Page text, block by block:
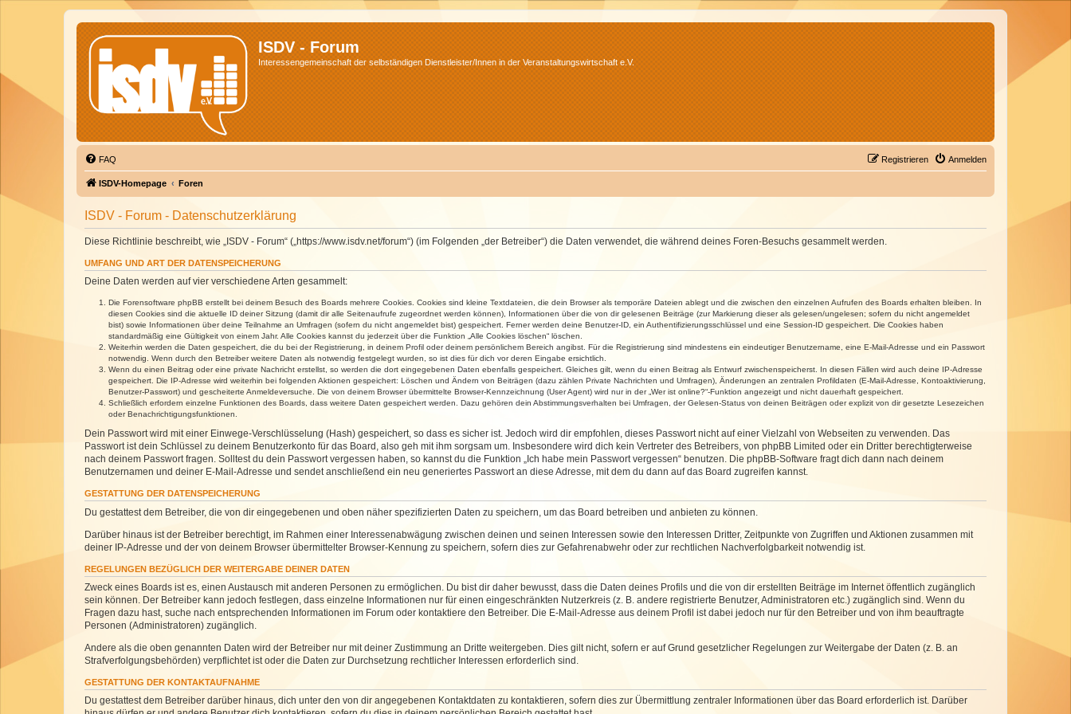
ISDV - Forum
Interessengemeinschaft der selbständigen Dienstleister/Innen in der Veranstaltungswirtschaft e.V.
FAQ Anmelden
Registrieren
ISDV-Homepage Foren
ISDV - Forum - Datenschutzerklärung
Diese Richtlinie beschreibt, wie „ISDV - Forum“ („https://www.isdv.net/forum“) (im Folgenden „der Betreiber“) die Daten verwendet, die während deines Foren-Besuchs gesammelt werden.
UMFANG UND ART DER DATENSPEICHERUNG
Deine Daten werden auf vier verschiedene Arten gesammelt:
Die Forensoftware phpBB erstellt bei deinem Besuch des Boards mehrere Cookies. Cookies sind kleine Textdateien, die dein Browser als temporäre Dateien ablegt und die zwischen den einzelnen Aufrufen des Boards erhalten bleiben. In
diesen Cookies sind die aktuelle ID deiner Sitzung (damit dir alle Seitenaufrufe zugeordnet werden können), Informationen über die von dir gelesenen Beiträge (zur Markierung dieser als gelesen/ungelesen; sofern du nicht angemeldet
bist) sowie Informationen über deine Teilnahme an Umfragen (sofern du nicht angemeldet bist) gespeichert. Ferner werden deine Benutzer-ID, ein Authentifizierungsschlüssel und eine Session-ID gespeichert. Die Cookies haben
standardmäßig eine Gültigkeit von einem Jahr. Alle Cookies kannst du jederzeit über die Funktion „Alle Cookies löschen“ löschen.
Weiterhin werden die Daten gespeichert, die du bei der Registrierung, in deinem Profil oder deinem persönlichem Bereich angibst. Für die Registrierung sind mindestens ein eindeutiger Benutzername, eine E-Mail-Adresse und ein Passwort
notwendig. Wenn durch den Betreiber weitere Daten als notwendig festgelegt wurden, so ist dies für dich vor deren Eingabe ersichtlich.
Wenn du einen Beitrag oder eine private Nachricht erstellst, so werden die dort eingegebenen Daten ebenfalls gespeichert. Gleiches gilt, wenn du einen Beitrag als Entwurf zwischenspeicherst. In diesen Fällen wird auch deine IP-Adresse
gespeichert. Die IP-Adresse wird weiterhin bei folgenden Aktionen gespeichert: Löschen und Ändern von Beiträgen (dazu zählen Private Nachrichten und Umfragen), Änderungen an zentralen Profildaten (E-Mail-Adresse, Kontoaktivierung,
Benutzer-Passwort) und gescheiterte Anmeldeversuche. Die von deinem Browser übermittelte Browser-Kennzeichnung (User Agent) wird nur in der „Wer ist online?“-Funktion angezeigt und nicht dauerhaft gespeichert.
Schließlich erfordern einzelne Funktionen des Boards, dass weitere Daten gespeichert werden. Dazu gehören dein Abstimmungsverhalten bei Umfragen, der Gelesen-Status von deinen Beiträgen oder explizit von dir gesetzte Lesezeichen
oder Benachrichtigungsfunktionen.
Dein Passwort wird mit einer Einwege-Verschlüsselung (Hash) gespeichert, so dass es sicher ist. Jedoch wird dir empfohlen, dieses Passwort nicht auf einer Vielzahl von Webseiten zu verwenden. Das
Passwort ist dein Schlüssel zu deinem Benutzerkonto für das Board, also geh mit ihm sorgsam um. Insbesondere wird dich kein Vertreter des Betreibers, von phpBB Limited oder ein Dritter berechtigterweise
nach deinem Passwort fragen. Solltest du dein Passwort vergessen haben, so kannst du die Funktion „Ich habe mein Passwort vergessen“ benutzen. Die phpBB-Software fragt dich dann nach deinem
Benutzernamen und deiner E-Mail-Adresse und sendet anschließend ein neu generiertes Passwort an diese Adresse, mit dem du dann auf das Board zugreifen kannst.
GESTATTUNG DER DATENSPEICHERUNG
Du gestattest dem Betreiber, die von dir eingegebenen und oben näher spezifizierten Daten zu speichern, um das Board betreiben und anbieten zu können.
Darüber hinaus ist der Betreiber berechtigt, im Rahmen einer Interessenabwägung zwischen deinen und seinen Interessen sowie den Interessen Dritter, Zeitpunkte von Zugriffen und Aktionen zusammen mit
deiner IP-Adresse und der von deinem Browser übermittelter Browser-Kennung zu speichern, sofern dies zur Gefahrenabwehr oder zur rechtlichen Nachverfolgbarkeit notwendig ist.
REGELUNGEN BEZÜGLICH DER WEITERGABE DEINER DATEN
Zweck eines Boards ist es, einen Austausch mit anderen Personen zu ermöglichen. Du bist dir daher bewusst, dass die Daten deines Profils und die von dir erstellten Beiträge im Internet öffentlich zugänglich
sein können. Der Betreiber kann jedoch festlegen, dass einzelne Informationen nur für einen eingeschränkten Nutzerkreis (z. B. andere registrierte Benutzer, Administratoren etc.) zugänglich sind. Wenn du
Fragen dazu hast, suche nach entsprechenden Informationen im Forum oder kontaktiere den Betreiber. Die E-Mail-Adresse aus deinem Profil ist dabei jedoch nur für den Betreiber und von ihm beauftragte
Personen (Administratoren) zugänglich.
Andere als die oben genannten Daten wird der Betreiber nur mit deiner Zustimmung an Dritte weitergeben. Dies gilt nicht, sofern er auf Grund gesetzlicher Regelungen zur Weitergabe der Daten (z. B. an
Strafverfolgungsbehörden) verpflichtet ist oder die Daten zur Durchsetzung rechtlicher Interessen erforderlich sind.
GESTATTUNG DER KONTAKTAUFNAHME
Du gestattest dem Betreiber darüber hinaus, dich unter den von dir angegebenen Kontaktdaten zu kontaktieren, sofern dies zur Übermittlung zentraler Informationen über das Board erforderlich ist. Darüber